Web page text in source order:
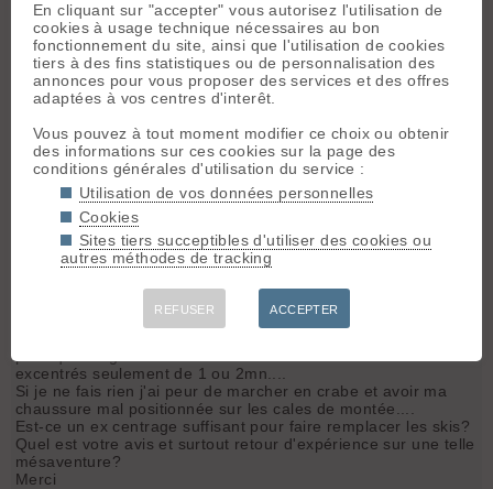
Aller à la page :1 2 3 4 Suivante
Nouveau sujet Voir tous les sujets Chercher Archives
Pat04[16posts] - Le 01/11/2015 23:18
Bonjour à tous,
J'ai craqué pour une nouvelle paire de ski de rando (Fischer
Transalp 88) avec des fixationsTLT Speed Radical.
Après récupération du matériel ce weekend, j'ai fais un test
de montage de mes chaussures sur mes nouveaux skis... Il y
a une butée avant montée de travers 🙁 , visible sur la photo
1 au niveau des 2 vis avant (photo 2: fix 2nd ski OK). Bilan ma
chaussure est de travers: presque un 1cm de décalage à
l'arrière (voir photo 3)
Pour chausser la talonnière tourne sur elle même pour faire
rentrer les ergots...
excentrés seulement de 1 ou 2mn....
Si je ne fais rien j'ai peur de marcher en crabe et avoir ma
chaussure mal positionnée sur les cales de montée....
Est-ce un ex centrage suffisant pour faire remplacer les skis?
Quel est votre avis et surtout retour d'expérience sur une telle
mésaventure?
Merci
En cliquant sur "accepter" vous autorisez l'utilisation de
cookies à usage technique nécessaires au bon
fonctionnement du site, ainsi que l'utilisation de cookies
tiers à des fins statistiques ou de personnalisation des
annonces pour vous proposer des services et des offres
adaptées à vos centres d'interêt.
Vous pouvez à tout moment modifier ce choix ou obtenir
des informations sur ces cookies sur la page des
conditions générales d'utilisation du service :
Utilisation de vos données personnelles
Cookies
Sites tiers succeptibles d'utiliser des cookies ou
autres méthodes de tracking
REFUSER ACCEPTER